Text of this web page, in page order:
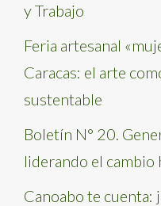
y Trabajo
Feria artesanal
Caracas: el arte
sustentable
Boletín N° 20.
liderando el cambio
Canoabo te cuenta: